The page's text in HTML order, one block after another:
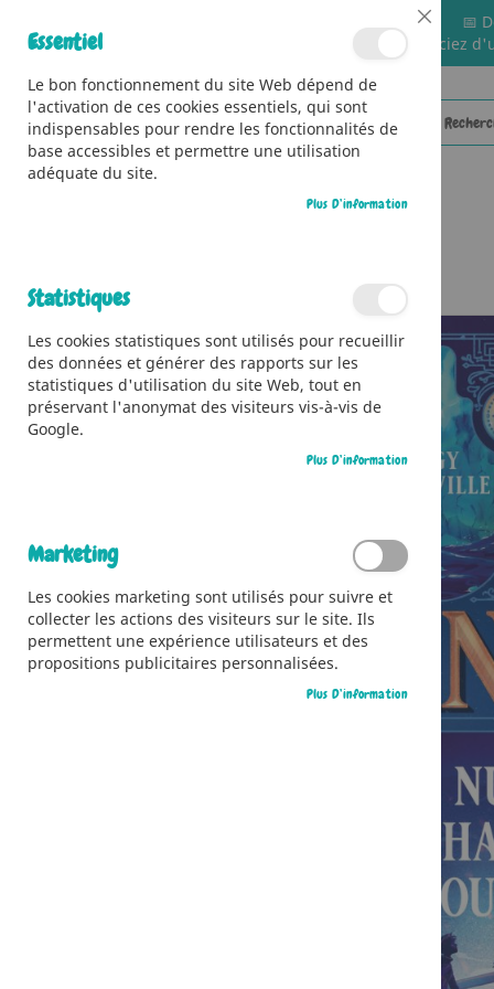
📅
🚚 Bénéficiez
to
the
end
of
Cookie
Bar
Essentiel
Le bon fonctionnement du site Web dépend de
l'activation de ces cookies essentiels, qui sont
indispensables pour rendre les fonctionnalités de
base accessibles et permettre une utilisation
adéquate du site.
Plus D’information
Statistiques
Les cookies statistiques sont utilisés pour recueillir
des données et générer des rapports sur les
statistiques d'utilisation du site Web, tout en
préservant l'anonymat des visiteurs vis-à-vis de
Google.
Plus D’information
Marketing
Les cookies marketing sont utilisés pour suivre et
collecter les actions des visiteurs sur le site. Ils
permettent une expérience utilisateurs et des
propositions publicitaires personnalisées.
Plus D’information